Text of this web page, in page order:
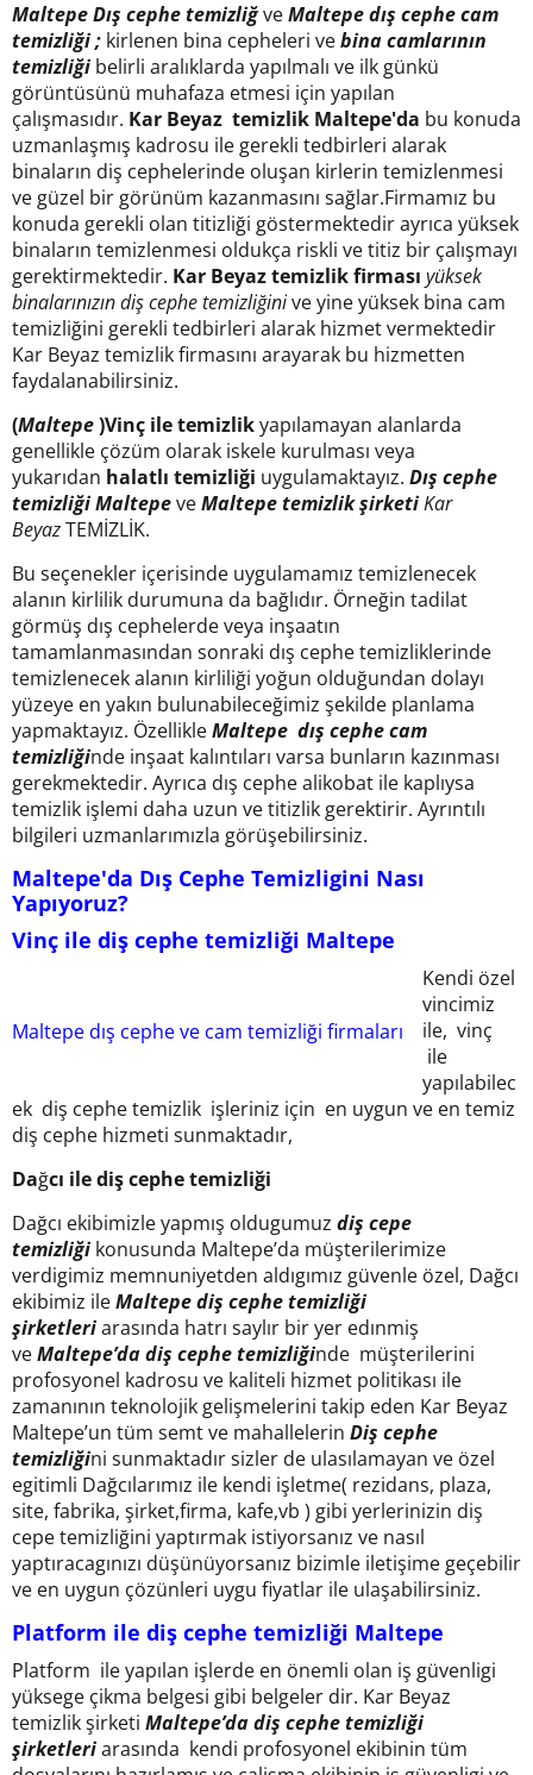
Maltepe Dış cephe temizliğveMaltepedış cephe cam
temizliği ; kirlenen bina cepheleri vebina camlarının
temizliği belirli aralıklarda yapılmalı ve ilk günkü
görüntüsünü muhafaza etmesi için yapılan
çalışmasıdır. Kar Beyaz temizlik Maltepe'da bu konuda
uzmanlaşmış kadrosu ile gerekli tedbirleri alarak
binaların diş cephelerinde oluşan kirlerin temizlenmesi
ve güzel bir görünüm kazanmasını sağlar.Firmamız bu
konuda gerekli olan titizliği göstermektedir ayrıca yüksek
binaların temizlenmesi oldukça riskli ve titiz bir çalışmayı
gerektirmektedir. Kar Beyaz temizlik firması yüksek
binalarınızın diş cephe temizliğinive yine yüksek bina cam
temizliğini gerekli tedbirleri alarak hizmet vermektedir
Kar Beyaz temizlik firmasını arayarak bu hizmetten
faydalanabilirsiniz.
(Maltepe)Vinç ile temizlikyapılamayan alanlarda
genellikle çözüm olarak iskele kurulması veya
yukarıdan halatlı temizliği uygulamaktayız. Dış cephe
temizliği MaltepeveMaltepe temizlik şirketiKar
BeyazTEMİZLİK.
Bu seçenekler içerisinde uygulamamız temizlenecek
alanın kirlilik durumuna da bağlıdır. Örneğin tadilat
görmüş dış cephelerde veya inşaatın
tamamlanmasından sonraki dış cephe temizliklerinde
temizlenecek alanın kirliliği yoğun olduğundan dolayı
yüzeye en yakın bulunabileceğimiz şekilde planlama
yapmaktayız. ÖzellikleMaltepe dış cephe cam
temizliğinde inşaat kalıntıları varsa bunların kazınması
gerekmektedir. Ayrıca dış cephe alikobat ile kaplıysa
temizlik işlemi daha uzun ve titizlik gerektirir. Ayrıntılı
bilgileri uzmanlarımızla görüşebilirsiniz.
Maltepe'da Dış Cephe Temizligini Nası
Yapıyoruz?
Vinç ile diş cephe temizliği Maltepe
Maltepe dış cephe ve cam temizliği firmaları
Kendi özel
vincimiz
ile, vinç
ile
yapılabilec
ek diş cephe temizlik işleriniz için en uygun ve en temiz
diş cephe hizmeti sunmaktadır,
Dağcı ile diş cephe temizliği
Dağcı ekibimizle yapmış oldugumuz diş cepe
temizliği konusunda Maltepe’da müşterilerimize
verdigimiz memnuniyetden aldıgımız güvenle özel, Dağcı
ekibimiz ileMaltepe diş cephe temizliği
şirketleriarasında hatrı saylır bir yer edınmiş
veMaltepe’da diş cephe temizliğinde müşterilerini
profosyonel kadrosu ve kaliteli hizmet politikası ile
zamanının teknolojik gelişmelerini takip eden Kar Beyaz
Maltepe’un tüm semt ve mahallelerin Diş cephe
temizliğini sunmaktadır sizler de ulasılamayan ve özel
egitimli Dağcılarımız ile kendi işletme( rezidans, plaza,
site, fabrika, şirket,firma, kafe,vb ) gibi yerlerinizin diş
cepe temizliğini yaptırmak istiyorsanız ve nasıl
yaptıracagınızı düşünüyorsanız bizimle iletişime geçebilir
ve en uygun çözünleri uygu fiyatlar ile ulaşabilirsiniz.
Platform ile diş cephe temizliği Maltepe
Platform ile yapılan işlerde en önemli olan iş güvenligi
yüksege çikma belgesi gibi belgeler dir. Kar Beyaz
temizlik şirketi Maltepe’da diş cephe temizliği
şirketleriarasında kendi profosyonel ekibinin tüm